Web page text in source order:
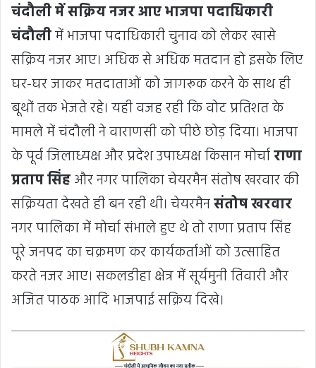
चंदौली में सक्रिय नजर आए भाजपा पदाधिकारी
चंदौलीमें भाजपा पदाधिकारी चुनाव को लेकर खासे
सक्रिय नजर आए। अधिक से अधिक मतदान हो इसके लिए
घर-घर जाकर मतदाताओं को जागरूक करने के साथ ही
बूथों तक भेजते रहे। यही वजह रही कि वोट प्रतिशत के
मामले में चंदौली ने वाराणसी को पीछे छोड़ दिया। भाजपा
के पूर्व जिलाध्यक्ष और प्रदेश उपाध्यक्ष किसान मोर्चाराणा
प्रताप सिंहऔर नगर पालिका चेयरमैन संतोष खरवार की
सक्रियता देखते ही बन रही थी। चेयरमैनसंतोष खरवार
नगर पालिका में मोर्चा संभाले हुए थे तो राणा प्रताप सिंह
पूरे जनपद का चक्रमण कर कार्यकर्ताओं को उत्साहित
करते नजर आए। सकलडीहा क्षेत्र में सूर्यमुनी तिवारी और
अजित पाठक आदि भाजपाई सक्रिय दिखे।